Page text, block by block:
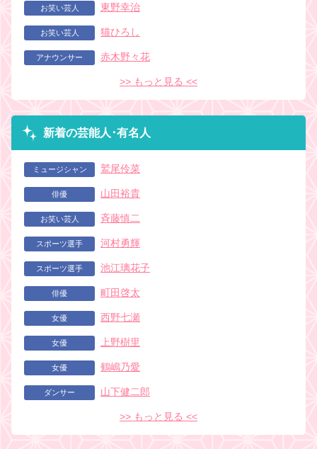
お笑い芸人 東野幸治
お笑い芸人 猫ひろし
アナウンサー 赤木野々花
>> もっと見る <<
新着の芸能人･有名人
ミュージシャン 鷲尾伶菜
俳優 山田裕貴
お笑い芸人 斉藤慎二
スポーツ選手 河村勇輝
スポーツ選手 池江璃花子
俳優 町田啓太
女優 西野七瀬
女優 上野樹里
女優 鶴嶋乃愛
ダンサー 山下健二郎
>> もっと見る <<